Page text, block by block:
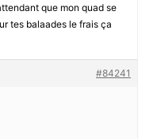
que mon quad se
tes balaades le frais ça
#84241